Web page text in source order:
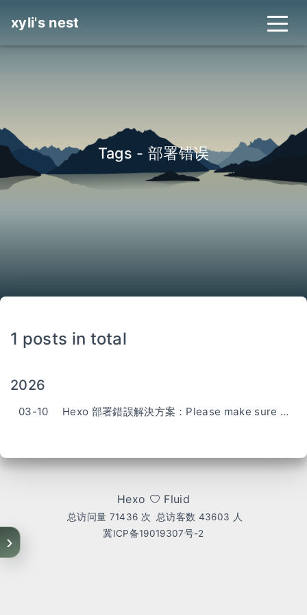
xyli's nest
Tags - 部署错误
1 posts in total
2026
03-10 Hexo 部署錯誤解決方案：Please make sure you have the correct access rights and the repository exists
Hexo Fluid
总访问量 71436 次 总访客数 43603 人
冀ICP备19019307号-2
›